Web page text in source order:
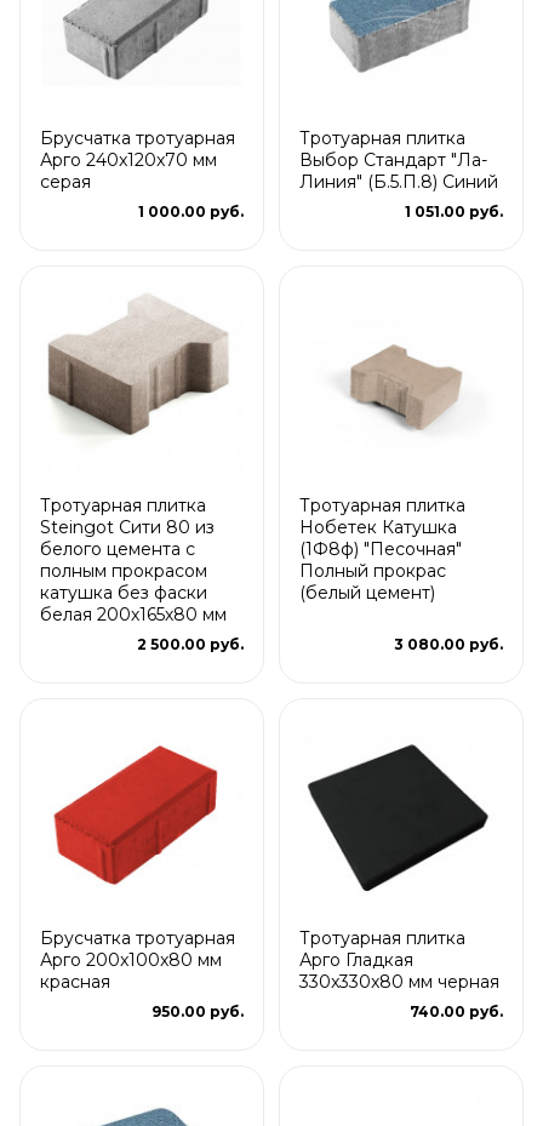
Брусчатка тротуарная
Арго 240x120x70 мм
серая
1 000.00 руб.
Тротуарная плитка
Выбор Стандарт "Ла-
Линия" (Б.5.П.8) Синий
1 051.00 руб.
Тротуарная плитка
Steingot Сити 80 из
белого цемента с
полным прокрасом
катушка без фаски
белая 200х165х80 мм
2 500.00 руб.
Тротуарная плитка
Нобетек Катушка
(1Ф8ф) "Песочная"
Полный прокрас
(белый цемент)
3 080.00 руб.
Брусчатка тротуарная
Арго 200x100x80 мм
красная
950.00 руб.
Тротуарная плитка
Арго Гладкая
330x330x80 мм черная
740.00 руб.